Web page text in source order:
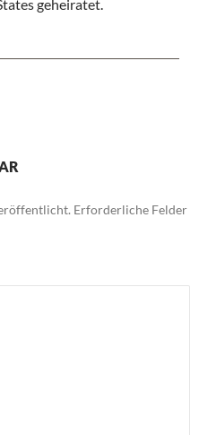
geheiratet.
Erforderliche Felder